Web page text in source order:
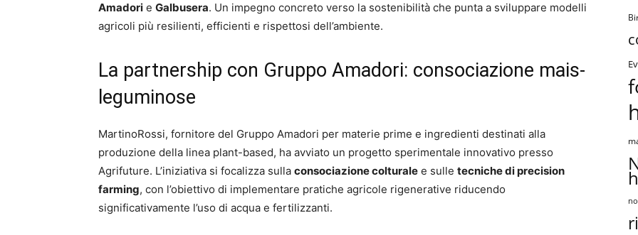
Amadori e Galbusera. Un impegno concreto verso la sostenibilità che punta a sviluppare modelli
agricoli più resilienti, efficienti e rispettosi dell’ambiente.
La partnership con Gruppo Amadori: consociazione mais-
leguminose
MartinoRossi, fornitore del Gruppo Amadori per materie prime e ingredienti destinati alla
produzione della linea plant-based, ha avviato un progetto sperimentale innovativo presso
Agrifuture. L’iniziativa si focalizza sulla consociazione colturale e sulle tecniche di precision
farming, con l’obiettivo di implementare pratiche agricole rigenerative riducendo
significativamente l’uso di acqua e fertilizzanti.